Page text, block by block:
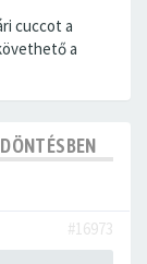
cuccot a
a
#16973